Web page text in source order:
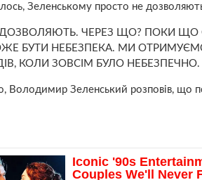
Зеленському просто не
ДОЗВОЛЯЮТЬ. ЧЕРЕЗ ЩО? ПОКИ ЩО
БУТИ НЕБЕЗПЕКА. МИ
КОЛИ ЗОВСІМ БУЛО НЕБЕЗПЕЧНО.
Володимир Зеленський розповів, що